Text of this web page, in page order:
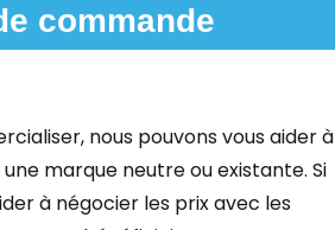
commande
nous pouvons vous aider à
marque neutre ou existante. Si
à négocier les prix avec les